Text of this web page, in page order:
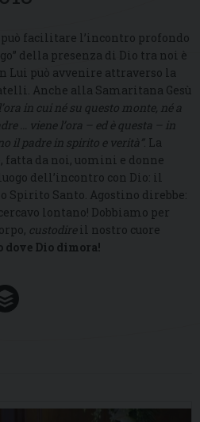
facilitare l’incontro profondo
della presenza di Dio tra noi è
Lui può avvenire attraverso la
Anche alla Samaritana Gesù
in cui né su questo monte, né a
… viene l’ora – ed è questa – in
il padre in spirito e verità”. La
fatta da noi, uomini e donne
dell’incontro con Dio: il
Spirito Santo. Agostino direbbe:
lontano! Dobbiamo per
custodireil nostro cuore
Dio dimora!